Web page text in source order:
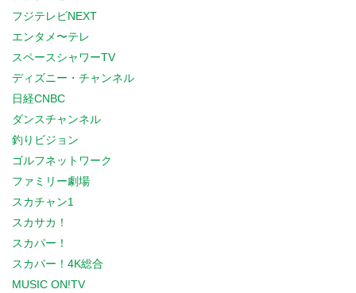
フジテレビNEXT
エンタメ〜テレ
スペースシャワーTV
ディズニー・チャンネル
日経CNBC
ダンスチャンネル
釣りビジョン
ゴルフネットワーク
ファミリー劇場
スカチャン1
スカサカ！
スカパー！
スカパー！4K総合
MUSIC ON!TV